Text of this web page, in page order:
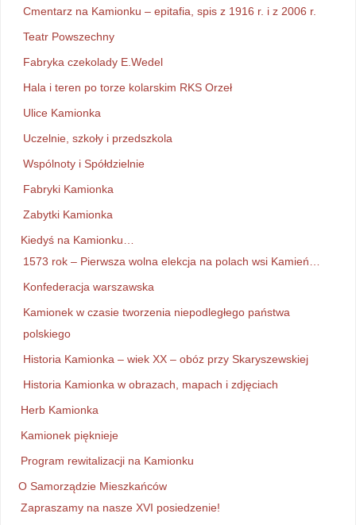
Cmentarz na Kamionku – epitafia, spis z 1916 r. i z 2006 r.
Teatr Powszechny
Fabryka czekolady E.Wedel
Hala i teren po torze kolarskim RKS Orzeł
Ulice Kamionka
Uczelnie, szkoły i przedszkola
Wspólnoty i Spółdzielnie
Fabryki Kamionka
Zabytki Kamionka
Kiedyś na Kamionku…
1573 rok – Pierwsza wolna elekcja na polach wsi Kamień…
Konfederacja warszawska
Kamionek w czasie tworzenia niepodległego państwa
polskiego
Historia Kamionka – wiek XX – obóz przy Skaryszewskiej
Historia Kamionka w obrazach, mapach i zdjęciach
Herb Kamionka
Kamionek pięknieje
Program rewitalizacji na Kamionku
O Samorządzie Mieszkańców
Zapraszamy na nasze XVI posiedzenie!